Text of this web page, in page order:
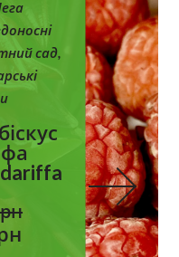
сад,
О
П